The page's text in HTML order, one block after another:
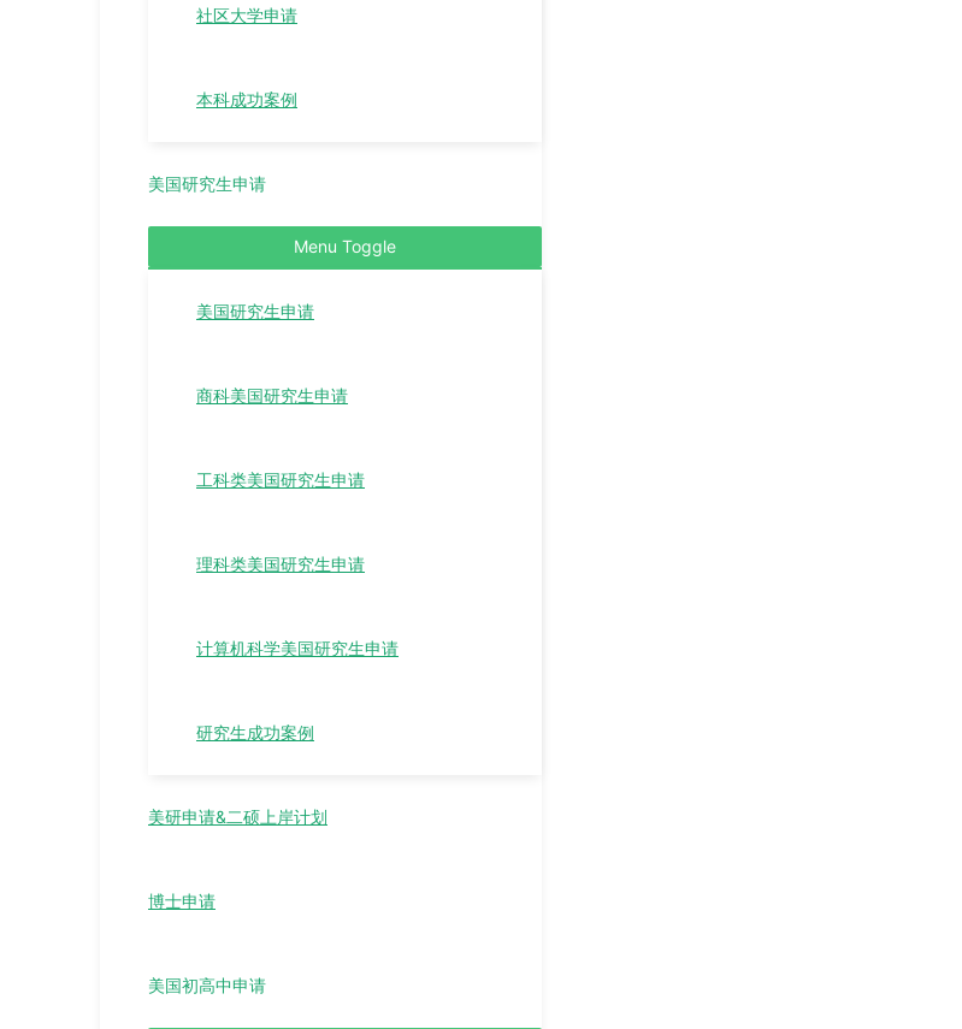
社区大学申请
本科成功案例
美国研究生申请
Menu Toggle
美国研究生申请
商科美国研究生申请
工科类美国研究生申请
理科类美国研究生申请
计算机科学美国研究生申请
研究生成功案例
美研申请&二硕上岸计划
博士申请
美国初高中申请